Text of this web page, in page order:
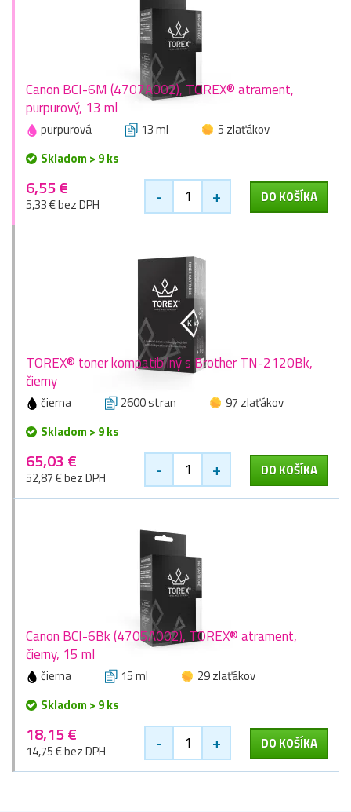
Canon BCI-6M (4707A002), TOREX® atrament,
purpurový, 13 ml
purpurová 13 ml
5 zlaťákov
Skladom > 9 ks
6,55 €
5,33 € bez DPH - + DO KOŠÍKA
TOREX® toner kompatibilný s Brother TN-2120Bk,
čierny
čierna 2600 stran
97 zlaťákov
Skladom > 9 ks
65,03 €
52,87 € bez DPH - + DO KOŠÍKA
Canon BCI-6Bk (4705A002), TOREX® atrament,
čierny, 15 ml
čierna 15 ml
29 zlaťákov
Skladom > 9 ks
18,15 €
14,75 € bez DPH - + DO KOŠÍKA